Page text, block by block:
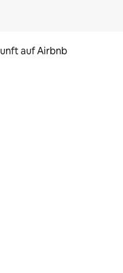
auf Airbnb